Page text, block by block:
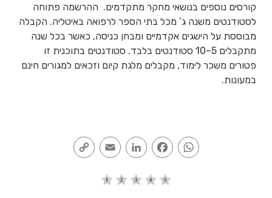
קורסים נוספים בנושאי מחקר מתקדמים. ההרשמה פתוחה
לסטודנטים משנה ג’ מכל בתי הספר לרפואה באיטליה. הקבלה
מבוססת על הישגים אקדמיים ומבחן כניסה, כאשר בכל שנה
מתקבלים 5–10 סטודנטים בלבד. סטודנטים בתוכנית זו
פטורים משכר לימוד, מקבלים מלגת קיום וזכאים למגורים חינם
במעונות.
WhatsApp
Facebook
LinkedIn
Email